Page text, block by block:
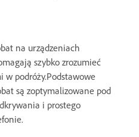
na urządzeniach
szybko zrozumieć
podróży.Podstawowe
są zoptymalizowane pod
i prostego